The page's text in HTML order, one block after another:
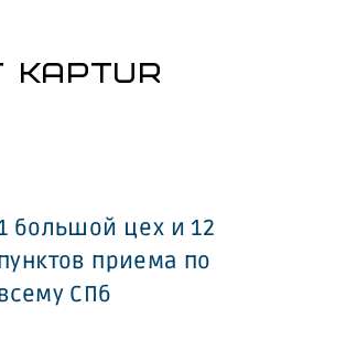
большой цех и 12
приема по
СПб